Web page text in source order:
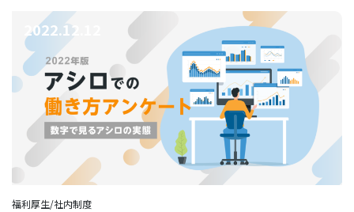
2022.12.12
福利厚生/社内制度